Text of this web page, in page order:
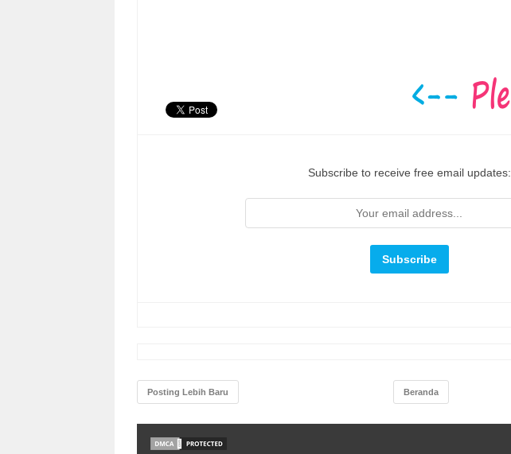
Subscribe to receive free email updates:
Posting Lebih Baru Beranda